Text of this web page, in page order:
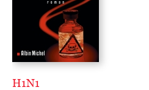
H1N1